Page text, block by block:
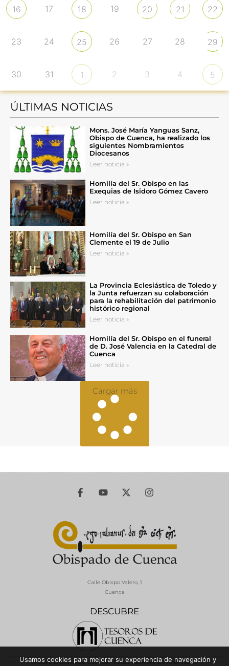
16 17 18 19 20 21 22
23 24 25 26 27 28 29
30 31 1 2 3 4 5
ÚLTIMAS NOTICIAS
Mons. José María Yanguas Sanz,
Obispo de Cuenca, ha realizado los
siguientes Nombramientos
Diocesanos
Leer noticia »
Homilía del Sr. Obispo en las
Exequias de Isidoro Gómez Cavero
Leer noticia »
Homilía del Sr. Obispo en San
Clemente el 19 de Julio
Leer noticia »
La Provincia Eclesiástica de Toledo y
la Junta refuerzan su colaboración
para la rehabilitación del patrimonio
histórico regional
Leer noticia »
Homilía del Sr. Obispo en el funeral
de D. José Valencia en la Catedral de
Cuenca
Leer noticia »
Cargar más
DESCUBRE
Calle Obispo Valero, 1
Cuenca
© 2026 Diócesis de Cuenca - Todos los derechos reservados
Usamos cookies para mejorar su experiencia de navegación y